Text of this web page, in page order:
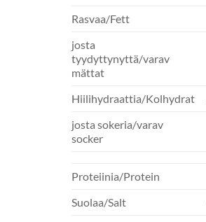
Rasvaa/Fett
josta
tyydyttynyttä/varav
mättat
Hiilihydraattia/Kolhydrat
josta sokeria/varav
socker
Proteiinia/Protein
Suolaa/Salt